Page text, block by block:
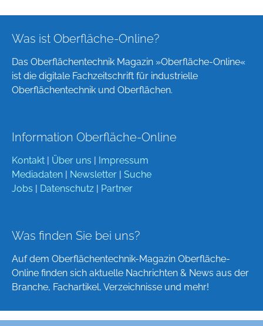
Was ist Oberfläche-Online?
Das Oberflächentechnik Magazin »Oberfläche-Online«
ist die digitale Fachzeitschrift für industrielle
Oberflächentechnik und Oberflächen.
Information Oberfläche-Online
Kontakt | Über uns | Impressum
Mediadaten | Newsletter | Suche
Jobs | Datenschutz | Partner
Was finden Sie bei uns?
Auf dem Oberflächentechnik-Magazin Oberfläche-
Online finden sich aktuelle Nachrichten & News aus der
Branche, Fachartikel, Verzeichnisse und mehr!